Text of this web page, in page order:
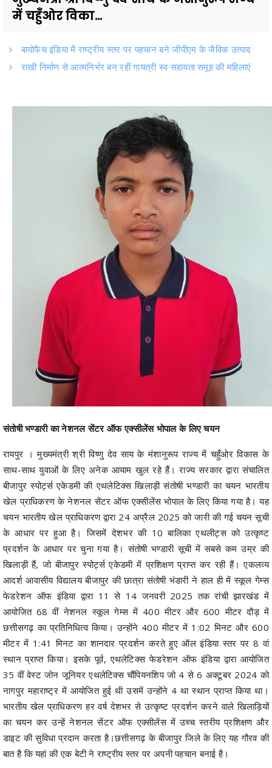
में चहुँओर विका...
बायोफैच इंडिया में राष्ट्रीय स्तर पर पहचान बने जीपीएम के जैविक उत्पाद
राखी निर्माण से आत्मनिर्भर बन रहीं गायत्री स्व सहायता समूह की महिलाएं
संतोषी भण्डारी का नेशनल सेंटर ऑफ एक्सीलेंस भोपाल के लिए चयन
रायपुर । मुख्यमंत्री श्री विष्णु देव साय के मंशानुरूप राज्य में चहुँओर विकास के
साथ-साथ युवाओं के लिए अनेक आयाम खुल रहे हैं। राज्य सरकार द्वारा संचालित
बीजापुर स्पोर्ट्स एकेडमी की एथलेटिक्स खिलाड़ी संतोषी भण्डारी का चयन भारतीय
खेल प्राधिकरण के नेशनल सेंटर ऑफ एक्सीलेंस भोपाल के लिए किया गया है। यह
चयन भारतीय खेल प्राधिकरण द्वारा 24 अप्रैल 2025 को जारी की गई चयन सूची
के आधार पर हुआ है। जिसमें देशभर की 10 बालिका एथलीट्स को उत्कृष्ट
प्रदर्शन के आधार पर चुना गया है। संतोषी भण्डारी सूची में सबसे कम उम्र की
खिलाड़ी हैं, जो बीजापुर स्पोर्ट्स एकेडमी में प्रशिक्षण प्राप्त कर रही हैं। एकलव्य
आदर्श आवासीय विद्यालय बीजापुर की छात्रा संतोषी भंडारी ने हाल ही में स्कूल गेम्स
फेडरेशन ऑफ इंडिया द्वारा 11 से 14 जनवरी 2025 तक रांची झारखंड में
आयोजित 68 वीं नेशनल स्कूल गेम्स में 400 मीटर और 600 मीटर दौड़ में
छत्तीसगढ़ का प्रतिनिधित्व किया। उन्होंने 400 मीटर में 1:02 मिनट और 600
मीटर में 1:41 मिनट का शानदार प्रदर्शन करते हुए ऑल इंडिया स्तर पर 8 वां
स्थान प्राप्त किया। इसके पूर्व, एथलेटिक्स फेडरेशन ऑफ इंडिया द्वारा आयोजित
35 वीं वेस्ट जोन जूनियर एथलेटिक्स चौंपियनशिप जो 4 से 6 अक्टूबर 2024 को
नागपुर महाराष्ट्र में आयोजित हुई थी उसमें उन्होंने 4 था स्थान प्राप्त किया था।
भारतीय खेल प्राधिकरण हर वर्ष देशभर से उत्कृष्ट प्रदर्शन करने वाले खिलाड़ियों
का चयन कर उन्हें नेशनल सेंटर ऑफ एक्सीलेंस में उच्च स्तरीय प्रशिक्षण और
डाइट की सुविधा प्रदान करता है।छत्तीसगढ़ के बीजापुर जिले के लिए यह गौरव की
बात है कि यहां की एक बेटी ने राष्ट्रीय स्तर पर अपनी पहचान बनाई है।